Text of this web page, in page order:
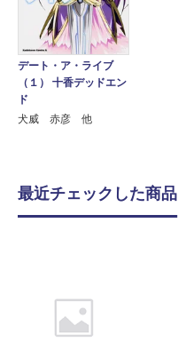
デート・ア・ライブ
（１） 十香デッドエン
ド
犬威 赤彦 他
最近チェックした商品